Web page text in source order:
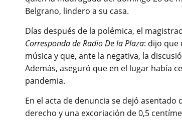
Belgrano, lindero a su casa.
Días después de la polémica, el
Corresponda de Radio De la Plaza: dijo que
música y que, ante la negativa, la
Además, aseguró que en el lugar había
pandemia.
En el acta de denuncia se dejó
derecho y una excoriación de 0,5